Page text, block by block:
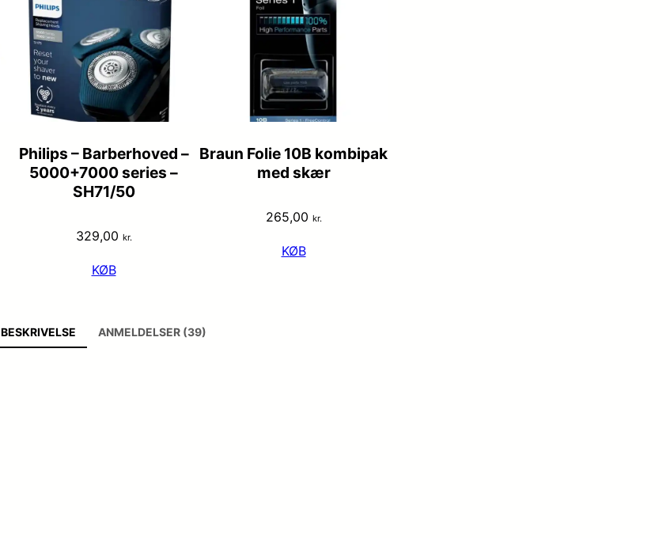
Philips – Barberhoved –
5000+7000 series –
SH71/50
329,00 kr.
KØB
Braun Folie 10B kombipak
med skær
265,00 kr.
KØB
BESKRIVELSE ANMELDELSER (39)